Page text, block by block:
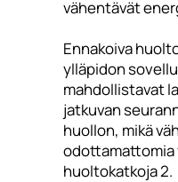
vähentävät
Ennakoiva
ylläpidon
mahdollistavat
jatkuvan
huollon, mikä
odottamattomia
huoltokatkoja 2.